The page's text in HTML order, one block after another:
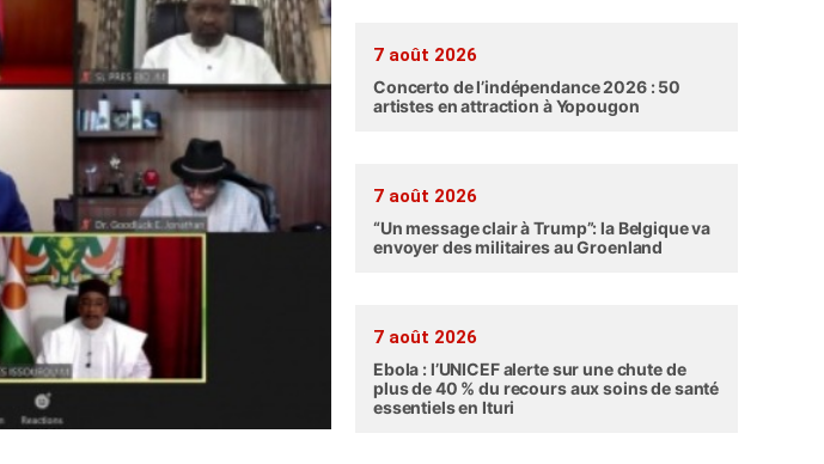
7 août 2026
Concerto de l’indépendance 2026 : 50
artistes en attraction à Yopougon
7 août 2026
“Un message clair à Trump”: la Belgique va
envoyer des militaires au Groenland
7 août 2026
Ebola : l’UNICEF alerte sur une chute de
plus de 40 % du recours aux soins de santé
essentiels en Ituri